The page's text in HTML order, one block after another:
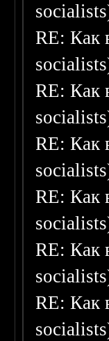
RE: Как
RE: Как
RE: Как
RE: Как
RE: Как
RE: Как